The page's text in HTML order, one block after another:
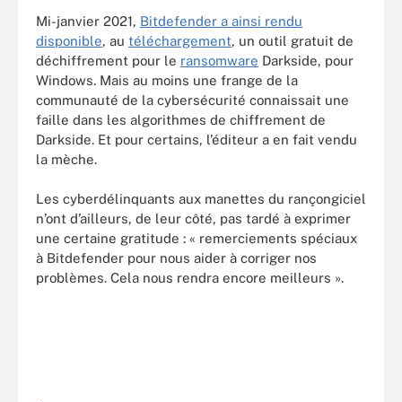
Mi-janvier 2021, Bitdefender a ainsi rendu
disponible, au téléchargement, un outil gratuit de
déchiffrement pour le ransomware Darkside, pour
Windows. Mais au moins une frange de la
communauté de la cybersécurité connaissait une
faille dans les algorithmes de chiffrement de
Darkside. Et pour certains, l’éditeur a en fait vendu
la mèche.
Les cyberdélinquants aux manettes du rançongiciel
n’ont d’ailleurs, de leur côté, pas tardé à exprimer
une certaine gratitude : « remerciements spéciaux
à Bitdefender pour nous aider à corriger nos
problèmes. Cela nous rendra encore meilleurs ».